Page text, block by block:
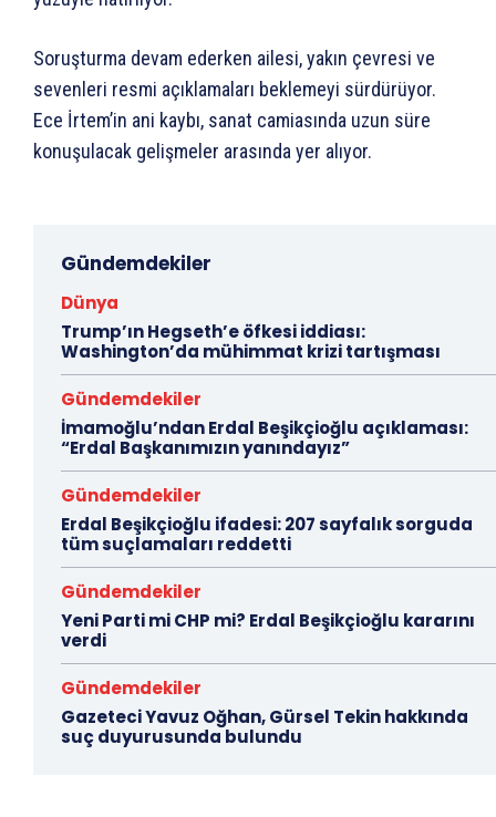
Soruşturma devam ederken ailesi, yakın çevresi ve
sevenleri resmi açıklamaları beklemeyi sürdürüyor.
Ece İrtem’in ani kaybı, sanat camiasında uzun süre
konuşulacak gelişmeler arasında yer alıyor.
Gündemdekiler
Dünya
Trump’ın Hegseth’e öfkesi iddiası:
Washington’da mühimmat krizi tartışması
Gündemdekiler
İmamoğlu’ndan Erdal Beşikçioğlu açıklaması:
“Erdal Başkanımızın yanındayız”
Gündemdekiler
Erdal Beşikçioğlu ifadesi: 207 sayfalık sorguda
tüm suçlamaları reddetti
Gündemdekiler
Yeni Parti mi CHP mi? Erdal Beşikçioğlu kararını
verdi
Gündemdekiler
Gazeteci Yavuz Oğhan, Gürsel Tekin hakkında
suç duyurusunda bulundu